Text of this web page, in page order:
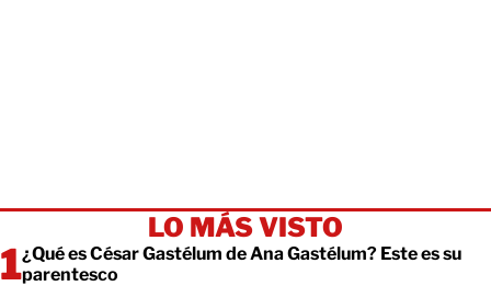
LO MÁS VISTO
¿Qué es César Gastélum de Ana Gastélum? Este es su
parentesco